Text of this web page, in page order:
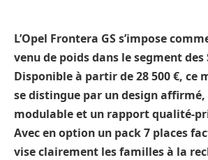
L’Opel Frontera GS s’impose
venu de poids dans le segment
Disponible à partir de 28 500 €, ce
se distingue par un design
modulable et un rapport qualité-
Avec en option un pack 7 places
vise clairement les familles à la